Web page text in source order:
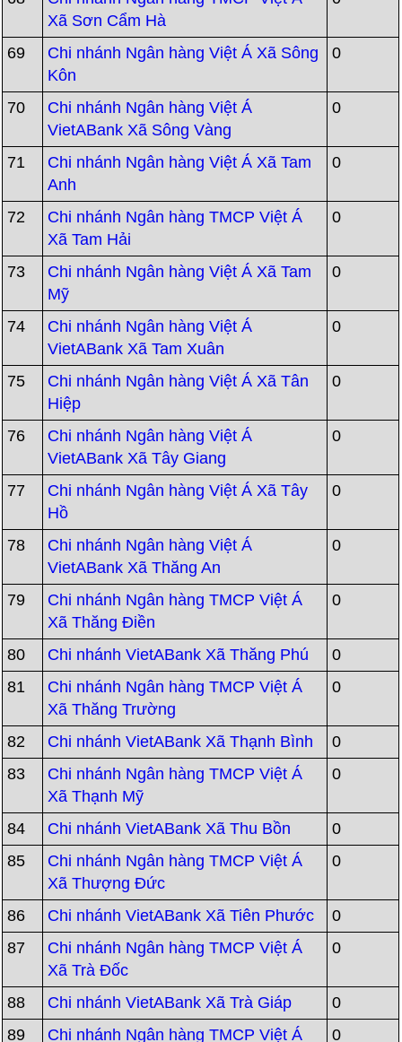
Xã Sơn Cẩm Hà
69
Chi nhánh Ngân hàng Việt Á Xã Sông
Kôn
0
70
Chi nhánh Ngân hàng Việt Á
VietABank Xã Sông Vàng
0
71
Chi nhánh Ngân hàng Việt Á Xã Tam
Anh
0
72
Chi nhánh Ngân hàng TMCP Việt Á
Xã Tam Hải
0
73
Chi nhánh Ngân hàng Việt Á Xã Tam
Mỹ
0
74
Chi nhánh Ngân hàng Việt Á
VietABank Xã Tam Xuân
0
75
Chi nhánh Ngân hàng Việt Á Xã Tân
Hiệp
0
76
Chi nhánh Ngân hàng Việt Á
VietABank Xã Tây Giang
0
77
Chi nhánh Ngân hàng Việt Á Xã Tây
Hồ
0
78
Chi nhánh Ngân hàng Việt Á
VietABank Xã Thăng An
0
79
Chi nhánh Ngân hàng TMCP Việt Á
Xã Thăng Điền
0
80 Chi nhánh VietABank Xã Thăng Phú
0
81
Chi nhánh Ngân hàng TMCP Việt Á
Xã Thăng Trường
0
82 Chi nhánh VietABank Xã Thạnh Bình
0
83
Chi nhánh Ngân hàng TMCP Việt Á
Xã Thạnh Mỹ
0
84 Chi nhánh VietABank Xã Thu Bồn
0
85
Chi nhánh Ngân hàng TMCP Việt Á
Xã Thượng Đức
0
86 Chi nhánh VietABank Xã Tiên Phước
0
87
Chi nhánh Ngân hàng TMCP Việt Á
Xã Trà Đốc
0
88 Chi nhánh VietABank Xã Trà Giáp
0
89
Chi nhánh Ngân hàng TMCP Việt Á
0